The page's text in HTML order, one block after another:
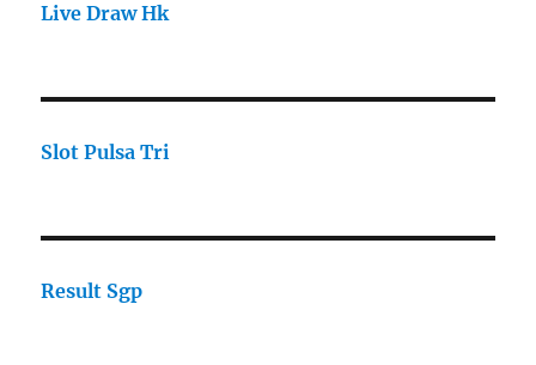
Live Draw Hk
Slot Pulsa Tri
Result Sgp